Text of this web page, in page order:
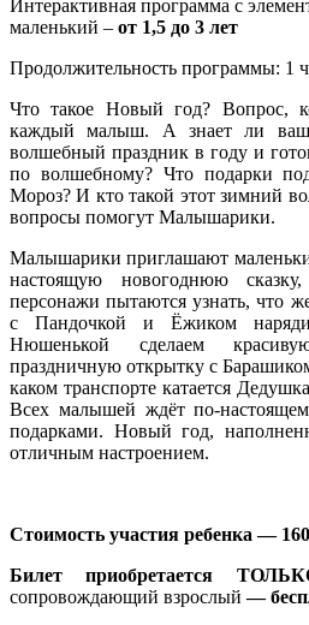
Интерактивная программа с
маленький – от 1,5 до 3 лет
Продолжительность программы: 1
Что такое Новый год? Вопрос,
каждый малыш. А знает ли
волшебный праздник в году и
по волшебному? Что подарки
Мороз? И кто такой этот зимний
вопросы помогут Малышарики.
Малышарики приглашают
настоящую новогоднюю
персонажи пытаются узнать, что
с Пандочкой и Ёжиком
Нюшенькой сделаем
праздничную открытку с
каком транспорте катается
Всех малышей ждёт по-
подарками. Новый год,
отличным настроением.
Стоимость участия ребенка —
Билет приобретается
сопровождающий взрослый—